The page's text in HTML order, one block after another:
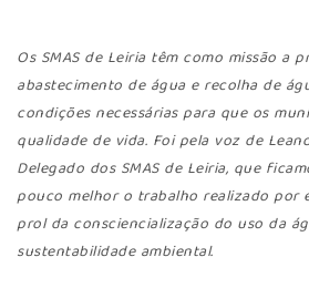
Os SMAS de Leiria têm como missão a
abastecimento de água e recolha de
condições necessárias para que os
qualidade de vida. Foi pela voz de
Delegado dos SMAS de Leiria, que
pouco melhor o trabalho realizado por
prol da consciencialização do uso da
sustentabilidade ambiental.